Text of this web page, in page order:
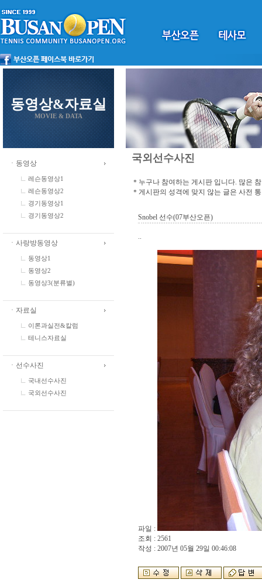
동영상&자료실
MOVIE & DATA
ㆍ동영상
레슨동영상1
레슨동영상2
경기동영상1
경기동영상2
ㆍ사랑방동영상
동영상1
동영상2
동영상3(분류별)
ㆍ자료실
이론과실전&칼럼
테니스자료실
ㆍ선수사진
국내선수사진
국외선수사진
국외선수사진
＊누구나 참여하는 게시판 입니다. 많은
＊게시판의 성격에 맞지 않는 글은 사전
Snobel 선수(07부산오픈)
..
파일 :
조회 : 2561
작성 : 2007년 05월 29일 00:46:08